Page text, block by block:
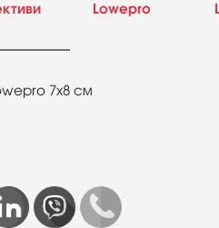
Lowepro
7х8 см